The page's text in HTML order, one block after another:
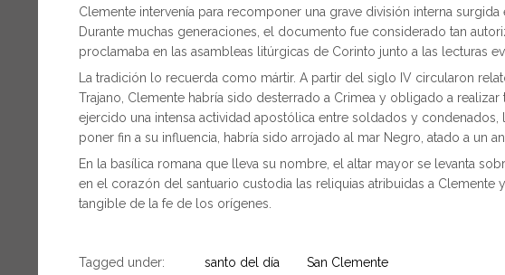
Clemente intervenía para recomponer una grave división interna
Durante muchas generaciones, el documento fue considerado tan
proclamaba en las asambleas litúrgicas de Corinto junto a las lecturas
La tradición lo recuerda como mártir. A partir del siglo IV circularon
Trajano, Clemente habría sido desterrado a Crimea y obligado a
ejercido una intensa actividad apostólica entre soldados y condenados,
poner fin a su influencia, habría sido arrojado al mar Negro, atado a un
En la basílica romana que lleva su nombre, el altar mayor se levanta
en el corazón del santuario custodia las reliquias atribuidas a Clemente
tangible de la fe de los orígenes.
Tagged under: santo del día San Clemente